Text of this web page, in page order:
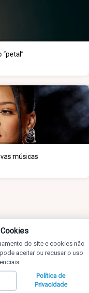
músicas
do site e cookies não
aceitar ou recusar o uso
Política de
Privacidade